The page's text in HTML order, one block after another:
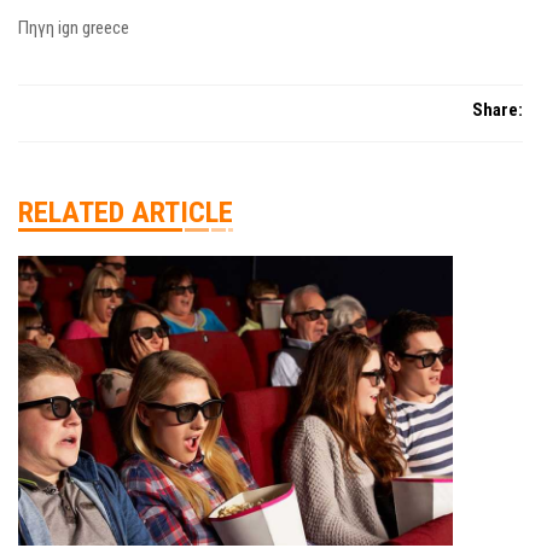
Πηγη ign greece
Share:
RELATED ARTICLE